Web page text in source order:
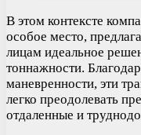
В этом контексте
особое место,
лицам идеальное
тоннажности.
маневренности, эти
легко преодолевать
отдаленные и